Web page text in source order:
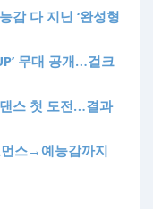
감 다 지닌 ‘완성형
무대 공개…걸크
댄스 첫 도전…결과
먼스→예능감까지